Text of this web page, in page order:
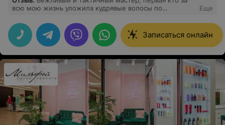
всю мою жизнь уложила кудрявые волосы по
Еще
Записаться онлайн